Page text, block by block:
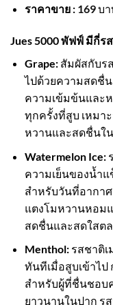
ราคาขาย : 169บา
Jues 5000 พัฟฟ์ มีกี่ร
Grape:สัมผัสกับร
ไปด้วยความสดชื่
ความเข้มข้นและ
ทุกครั้งที่สูบ เหมา
หวานและสดชื่นใ
Watermelon Ice:
ความเย็นของน้ำแ
สำหรับวันที่อากา
แตงโมหวานหอม
สดชื่นและสดใสต
Menthol:รสชาติเ
ทันทีเมื่อสูบเข้าไป
สำหรับผู้ที่ชื่นชอบ
ยาวนานในปาก